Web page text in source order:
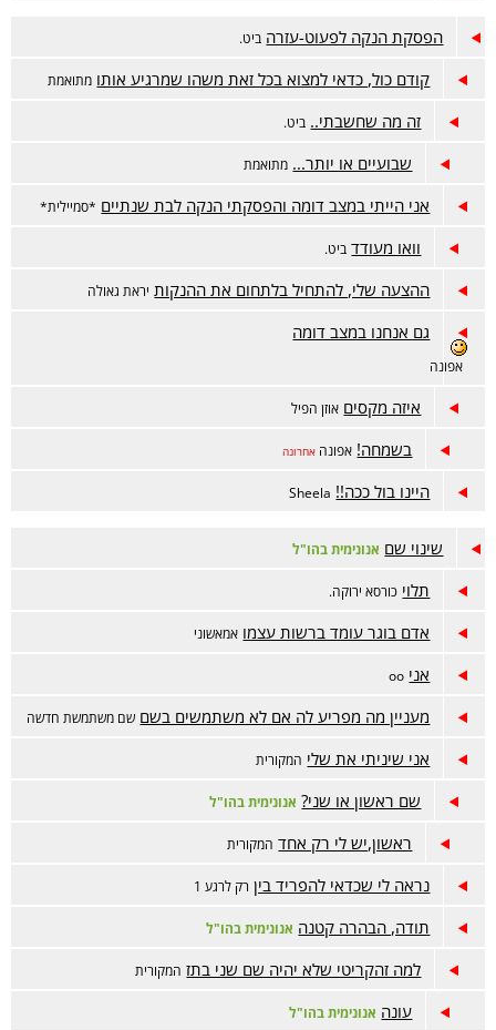
הפסקת הנקה לפעוט-עזרה ביט.
קודם כול, כדאי למצוא בכל זאת משהו שמרגיע אותו מתואמת
זה מה שחשבתי.. ביט.
שבועיים או יותר... מתואמת
אני הייתי במצב דומה והפסקתי הנקה לבת שנתיים *סמיילית*
וואו מעודד ביט.
ההצעה שלי, להתחיל בלתחום את ההנקות יראת גאולה
גם אנחנו במצב דומה
אפונה
איזה מקסים אוזן הפיל
בשמחה! אפונה אחרונה
היינו בול ככה!! Sheela
שינוי שם אנונימית בהו"ל
תלוי כורסא ירוקה.
אדם בוגר עומד ברשות עצמו אמאשוני
אני oo
מעניין מה מפריע לה אם לא משתמשים בשם שם משתמשת חדשה
אני שיניתי את שלי המקורית
שם ראשון או שני? אנונימית בהו"ל
ראשון,יש לי רק אחד המקורית
נראה לי שכדאי להפריד בין רק לרגע 1
תודה, הבהרה קטנה אנונימית בהו"ל
למה זהקריטי שלא יהיה שם שני בתז המקורית
עונה אנונימית בהו"ל